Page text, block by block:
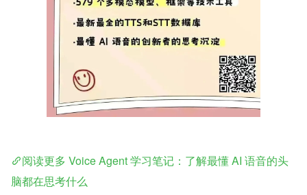
阅读更多 Voice Agent 学习笔记：了解最懂 AI 语音的头
脑都在思考什么